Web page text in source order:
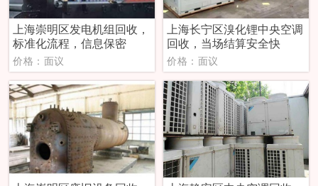
上海崇明区发电机组回收，
标准化流程，信息保密
价格：面议
上海长宁区溴化锂中央空调
回收，当场结算安全快
价格：面议